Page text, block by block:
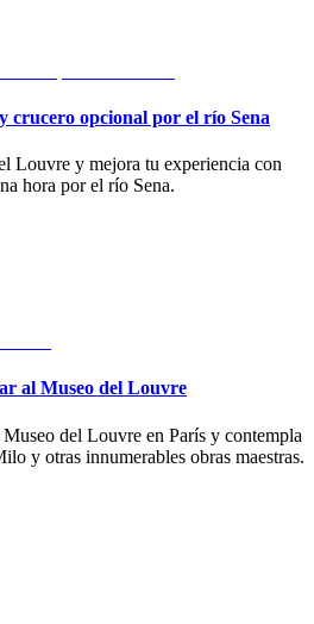
opcional por el río Sena
Louvre y mejora tu experiencia con
hora por el río Sena.
al Museo del Louvre
Museo del Louvre en París y contempla
y otras innumerables obras maestras.